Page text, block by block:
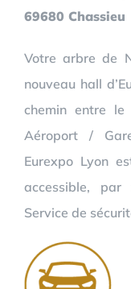
69680 Chassieu
Votre arbre de
nouveau hall
chemin entre
Aéroport /
Eurexpo Lyon
accessible,
Service de